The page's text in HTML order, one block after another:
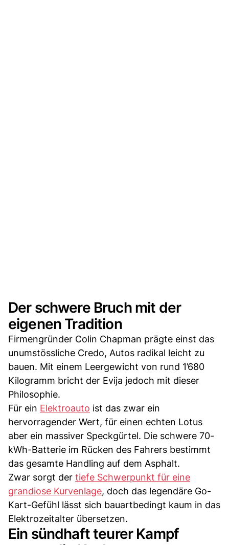
Der schwere Bruch mit der
eigenen Tradition
Firmengründer Colin Chapman prägte einst das
unumstössliche Credo, Autos radikal leicht zu
bauen. Mit einem Leergewicht von rund 1’680
Kilogramm bricht der Evija jedoch mit dieser
Philosophie.
Für ein Elektroauto ist das zwar ein
hervorragender Wert, für einen echten Lotus
aber ein massiver Speckgürtel. Die schwere 70-
kWh-Batterie im Rücken des Fahrers bestimmt
das gesamte Handling auf dem Asphalt.
Zwar sorgt der tiefe Schwerpunkt für eine
grandiose Kurvenlage, doch das legendäre Go-
Kart-Gefühl lässt sich bauartbedingt kaum in das
Elektrozeitalter übersetzen.
Ein sündhaft teurer Kampf